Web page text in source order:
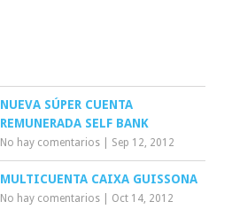
NUEVA SÚPER CUENTA
REMUNERADA SELF BANK
No hay comentarios Sep 12, 2012
MULTICUENTA CAIXA GUISSONA
No hay comentarios Oct 14, 2012